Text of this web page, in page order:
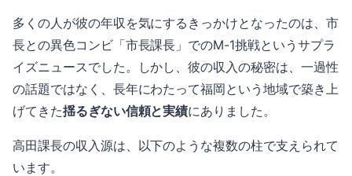
多くの人が彼の年収を気にするきっかけとなったのは、市
長との異色コンビ「市長課長」でのM-1挑戦というサプラ
イズニュースでした。しかし、彼の収入の秘密は、一過性
の話題ではなく、長年にわたって福岡という地域で築き上
げてきた揺るぎない信頼と実績にありました。
高田課長の収入源は、以下のような複数の柱で支えられて
います。